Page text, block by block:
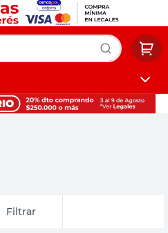
Filtrar